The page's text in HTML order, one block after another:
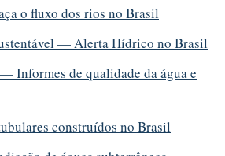
o fluxo dos rios no Brasil
— Alerta Hídrico no Brasil
Informes de qualidade da água e
construídos no Brasil